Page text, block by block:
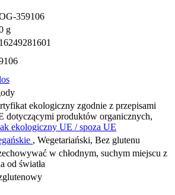
359106
g
ekologiczny zgodnie z przepisami
dotyczącymi produktów organicznych,
ekologiczny UE / spoza UE
, Wegetariański, Bez glutenu
w chłodnym, suchym miejscu z
od światła